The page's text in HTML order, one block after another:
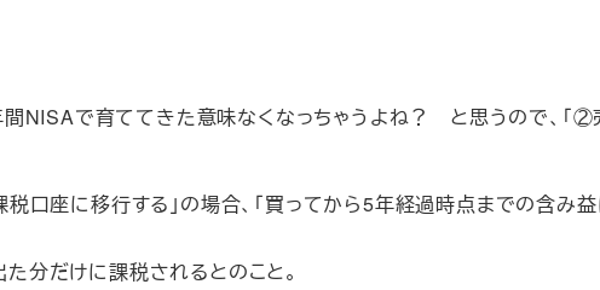
NISAで育ててきた意味なくなっちゃうよね？ と思うので、「②
口座に移行する」の場合、「買ってから5年経過時点までの含み
分だけに課税されるとのこと。